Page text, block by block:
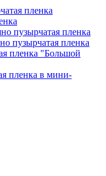
пленка
пузырчатая пленка
пузырчатая пленка
пленка "Большой
пленка в мини-